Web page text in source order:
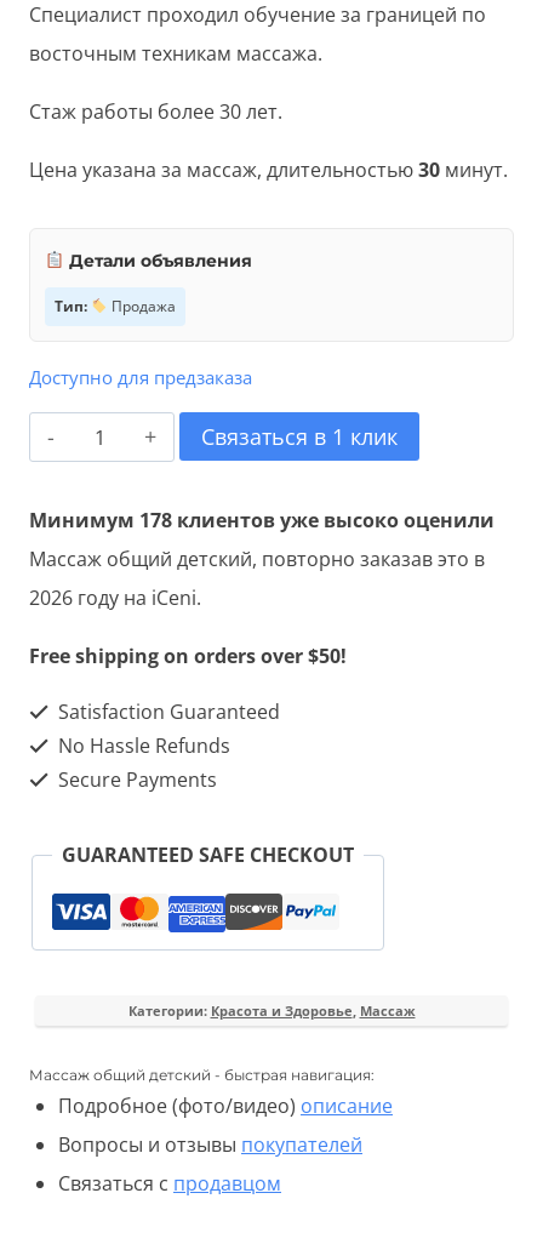
Специалист проходил обучение за границей по
восточным техникам массажа.
Стаж работы более 30 лет.
Цена указана за массаж, длительностью30 минут.
Детали объявления
Тип: Продажа
Доступно для предзаказа
Количество
товара
Массаж
общий
детский
Связаться в 1 клик
Минимум 178 клиентов уже высоко оценили
Массаж общий детский, повторно заказав это в
2026 году на iCeni.
Free shipping on orders over $50!
Satisfaction Guaranteed
No Hassle Refunds
Secure Payments
GUARANTEED SAFE CHECKOUT
Категории: Красота и Здоровье, Массаж
Массаж общий детский - быстрая навигация:
Подробное (фото/видео) описание
Вопросы и отзывы покупателей
Связаться с продавцом